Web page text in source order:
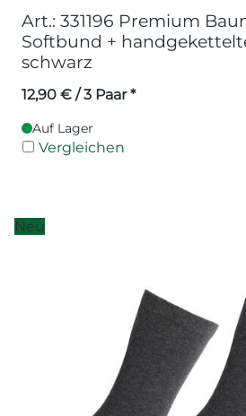
Art.: 331196 Premium
Softbund +
schwarz
12,90 € / 3 Paar *
Auf Lager
Vergleichen
Neu